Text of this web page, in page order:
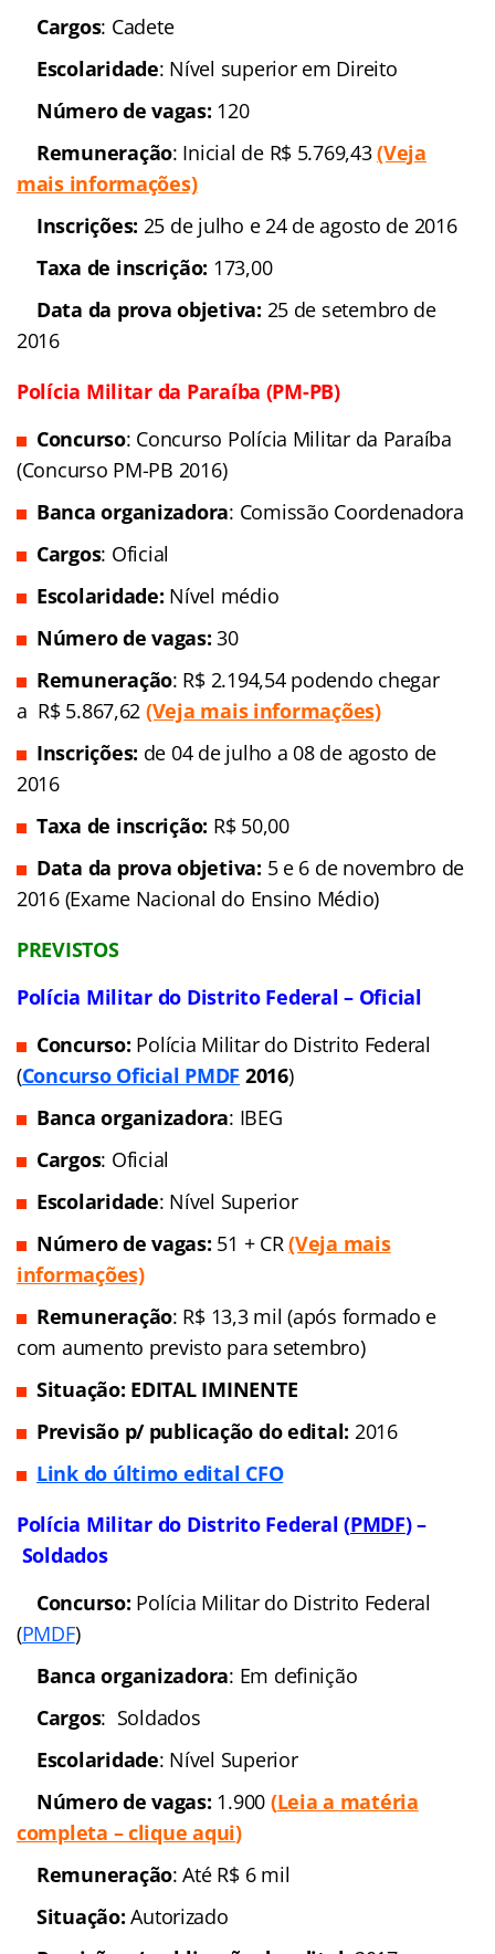
de Minas Gerais (Concurso PM-MG 2016)
Banca
organizadora: Centro de Recrutamento e Seleção
(CRS)
Escolaridade: Nível
superior em Direito
Número de vagas:
120
Inscrições:
24 de agosto de 2016
Data daprova objetiva:
25 de setembro de 2016
Polícia Militar da Paraíba (PM-PB)
: Concurso Polícia Militar da Paraíba
(Concurso PM-PB 2016)
Banca organizadora: Comissão Coordenadora
Cargos
Escolaridade: Nível médio
Número de vagas:
30
Remuneração: R$ 2.194,54 podendo chegar
2016
Taxa de inscrição:R$ 50,00
Data da prova objetiva:5 e 6 de novembro de
2016 (Exame Nacional do Ensino Médio)
PREVISTOS
Polícia Militar do Distrito Federal – Oficial
Concurso: Polícia Militar do Distrito Federal
(Concurso Oficial PMDF
Banca organizadora
: IBEG
Cargos: Oficial
Escolaridade
: Nível Superior
Número de vagas:51 + CR
informações)
Remuneração: R$ 13,3 mil (após formado e
com aumento previsto para setembro)
Situação: EDITAL IMINENTE
Previsão p/ publicação do edital:
Link do último edital CFO
Soldados
Concurso:Polícia Militar
do Distrito Federal (PMDF
definição